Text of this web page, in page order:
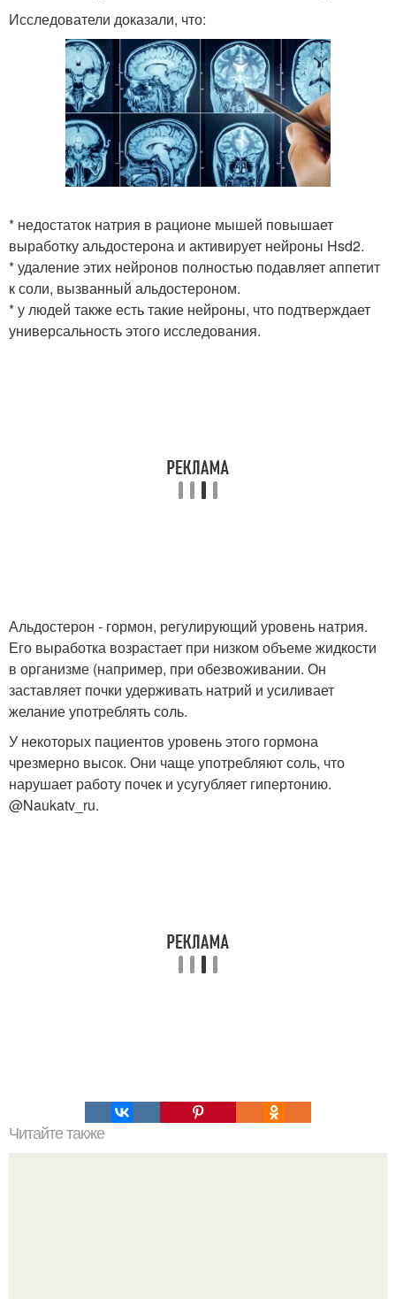
Исследователи доказали, что:
* недостаток натрия в рационе мышей повышает
выработку альдостерона и активирует нейроны Hsd2.
* удаление этих нейронов полностью подавляет аппетит
к соли, вызванный альдостероном.
* у людей также есть такие нейроны, что подтверждает
универсальность этого исследования.
Альдостерон - гормон, регулирующий уровень натрия.
Его выработка возрастает при низком объеме жидкости
в организме (например, при обезвоживании. Он
заставляет почки удерживать натрий и усиливает
желание употреблять соль.
У некоторых пациентов уровень этого гормона
чрезмерно высок. Они чаще употребляют соль, что
нарушает работу почек и усугубляет гипертонию.
@Naukatv_ru.
Читайте также